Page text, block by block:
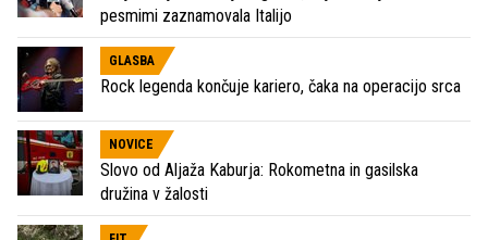
pesmimi zaznamovala Italijo
GLASBA
Rock legenda končuje kariero, čaka na operacijo srca
NOVICE
Slovo od Aljaža Kaburja: Rokometna in gasilska
družina v žalosti